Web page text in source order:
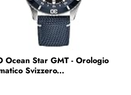
Ocean Star GMT - Orologio
Svizzero...